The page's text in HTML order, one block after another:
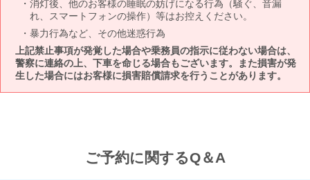
消灯後、他のお客様の睡眠の妨げになる行為（騒ぐ、音漏
れ、スマートフォンの操作）等はお控えください。
暴力行為など、その他迷惑行為
上記禁止事項が発覚した場合や乗務員の指示に従わない場合は、
警察に連絡の上、下車を命じる場合もございます。また損害が発
生した場合にはお客様に損害賠償請求を行うことがあります。
ご予約に関するQ＆A